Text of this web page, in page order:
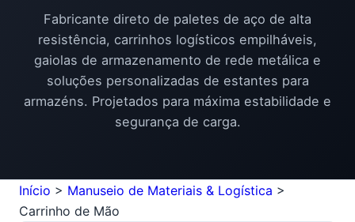
Fabricante direto de paletes de aço de alta
resistência, carrinhos logísticos empilháveis,
gaiolas de armazenamento de rede metálica e
soluções personalizadas de estantes para
armazéns. Projetados para máxima estabilidade e
segurança de carga.
Início > Manuseio de Materiais & Logística >
Carrinho de Mão